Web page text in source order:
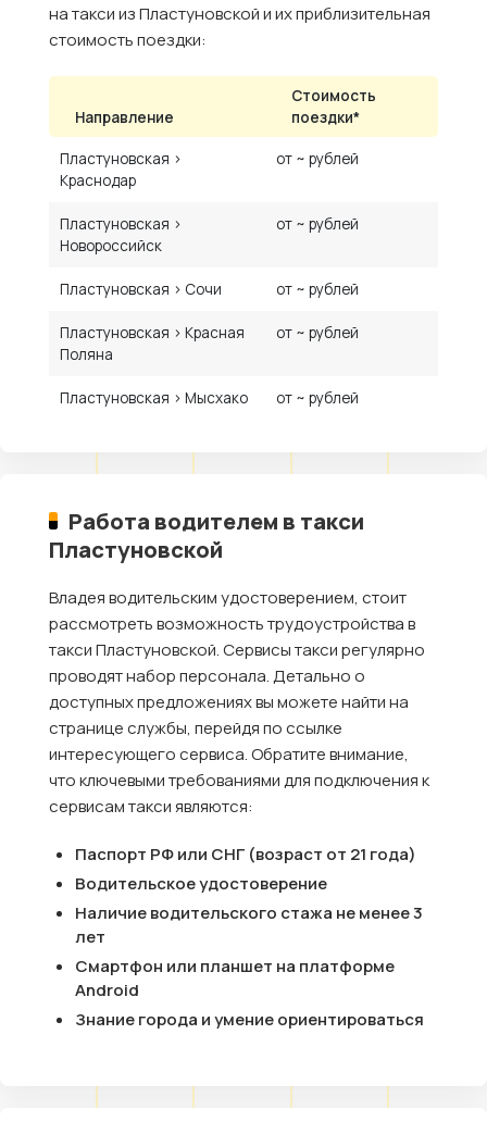
на такси из Пластуновской и их приблизительная
стоимость поездки:
Направление
Стоимость
поездки*
Пластуновская ›
Краснодар
от ~ рублей
Пластуновская ›
Новороссийск
от ~ рублей
Пластуновская › Сочи от ~ рублей
Пластуновская › Красная
Поляна
от ~ рублей
Пластуновская › Мысхако от ~ рублей
Работа водителем в такси
Пластуновской
Владея водительским удостоверением, стоит
рассмотреть возможность трудоустройства в
такси Пластуновской. Сервисы такси регулярно
проводят набор персонала. Детально о
доступных предложениях вы можете найти на
странице службы, перейдя по ссылке
интересующего сервиса. Обратите внимание,
что ключевыми требованиями для подключения к
сервисам такси являются:
Паспорт РФ или СНГ (возраст от 21 года)
Водительское удостоверение
Наличие водительского стажа не менее 3
лет
Смартфон или планшет на платформе
Android
Знание города и умение ориентироваться